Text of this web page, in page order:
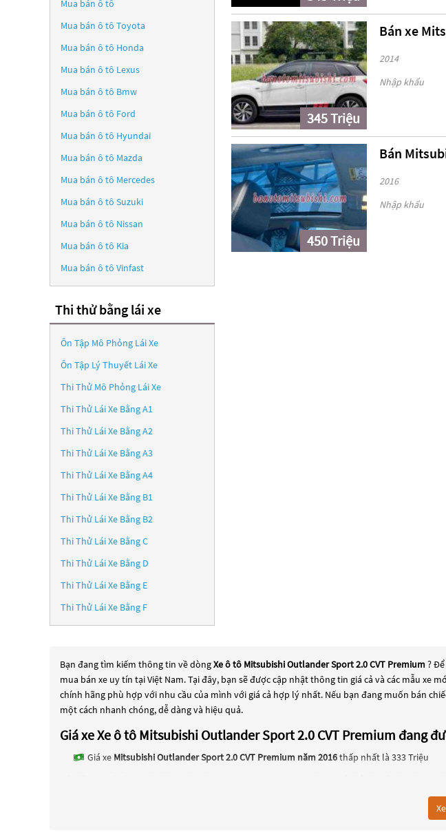
345 Triệu
Bán xe
2014
Nhập khẩu
450 Triệu
Bán
2016
Nhập khẩu
Mua bán ô tô
Mua bán ô tô Toyota
Mua bán ô tô Honda
Mua bán ô tô Lexus
Mua bán ô tô Bmw
Mua bán ô tô Ford
Mua bán ô tô Hyundai
Mua bán ô tô Mazda
Mua bán ô tô Mercedes
Mua bán ô tô Suzuki
Mua bán ô tô Nissan
Mua bán ô tô Kia
Mua bán ô tô Vinfast
Thi thử bằng lái xe
Ôn Tập Mô Phỏng Lái Xe
Ôn Tập Lý Thuyết Lái Xe
Thi Thử Mô Phỏng Lái Xe
Thi Thử Lái Xe Bằng A1
Thi Thử Lái Xe Bằng A2
Thi Thử Lái Xe Bằng A3
Thi Thử Lái Xe Bằng A4
Thi Thử Lái Xe Bằng B1
Thi Thử Lái Xe Bằng B2
Thi Thử Lái Xe Bằng C
Thi Thử Lái Xe Bằng D
Thi Thử Lái Xe Bằng E
Thi Thử Lái Xe Bằng F
Bạn đang tìm kiếm thông tin về dòngXe ô tô Mitsubishi Outlander Sport 2.0 CVT Premium?
mua bán xe uy tín tại Việt Nam. Tại đây, bạn sẽ được cập nhật thông tin giá cả và các mẫu xe
chính hãng phù hợp với nhu cầu của mình với giá cả hợp lý nhất. Nếu bạn đang muốn bán
một cách nhanh chóng, dễ dàng và hiệu quả.
Giá xe Xe ô tô Mitsubishi Outlander Sport 2.0 CVT Premium đang
Giá xe Mitsubishi Outlander Sport 2.0 CVT Premium năm 2016thấp nhất là 333 Triệu
đang trở thành sự lựa chọn phổ biến. Các
Xe ô tô